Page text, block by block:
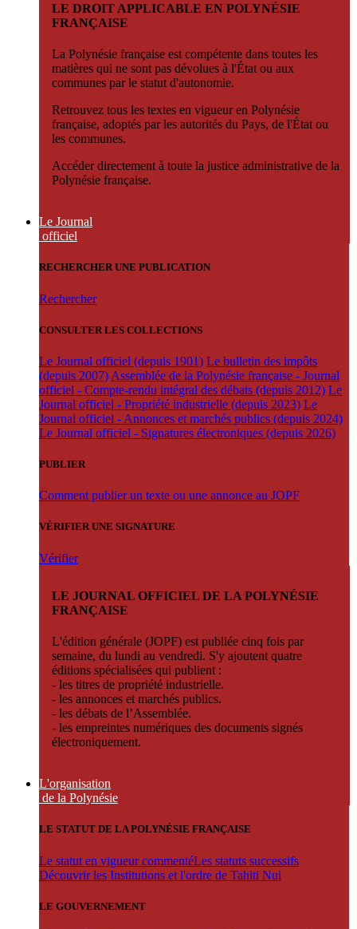
LE DROIT APPLICABLE EN POLYNÉSIE
FRANÇAISE
La Polynésie française est compétente dans toutes les
matières qui ne sont pas dévolues à l'État ou aux
communes par le statut d'autonomie.
Retrouvez tous les textes en vigueur en Polynésie
française, adoptés par les autorités du Pays, de l'État ou
les communes.
Accéder directement à toute la justice administrative de la
Polynésie française.
Le Journal
officiel
RECHERCHER UNE PUBLICATION
Rechercher
CONSULTER LES COLLECTIONS
Le Journal officiel (depuis 1901) Le bulletin des impôts
(depuis 2007) Assemblée de la Polynésie française - Journal
officiel - Compte-rendu intégral des débats (depuis 2012) Le
Journal officiel - Propriété industrielle (depuis 2023) Le
Journal officiel - Annonces et marchés publics (depuis 2024)
Le Journal officiel - Signatures électroniques (depuis 2026)
PUBLIER
Comment publier un texte ou une annonce au JOPF
VÉRIFIER UNE SIGNATURE
Vérifier
LE JOURNAL OFFICIEL DE LA POLYNÉSIE
FRANÇAISE
L'édition générale (JOPF) est publiée cinq fois par
semaine, du lundi au vendredi. S'y ajoutent quatre
éditions spécialisées qui publient :
- les titres de propriété industrielle.
- les annonces et marchés publics.
- les débats de l’Assemblée.
- les empreintes numériques des documents signés
électroniquement.
L'organisation
de la Polynésie
LE STATUT DE LA POLYNÉSIE FRANÇAISE
Le statut en vigueur commentéLes statuts successifs
Découvrir les Institutions et l'ordre de Tahiti Nui
LE GOUVERNEMENT